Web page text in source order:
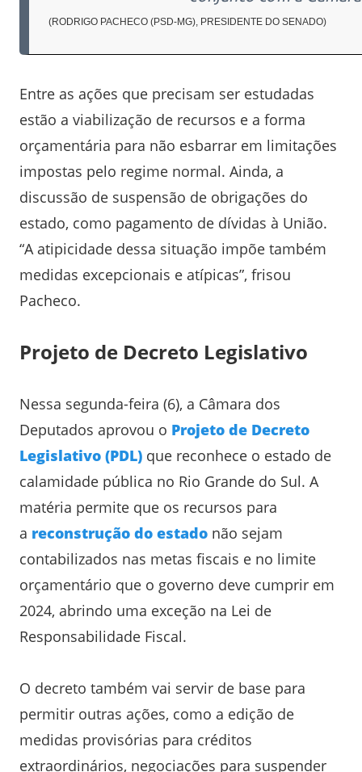
(RODRIGO PACHECO (PSD-MG), PRESIDENTE DO SENADO)
Entre as ações que precisam ser estudadas
estão a viabilização de recursos e a forma
orçamentária para não esbarrar em limitações
impostas pelo regime normal. Ainda, a
discussão de suspensão de obrigações do
estado, como pagamento de dívidas à União.
“A atipicidade dessa situação impõe também
medidas excepcionais e atípicas”, frisou
Pacheco.
Projeto de Decreto Legislativo
Nessa segunda-feira (6), a Câmara dos
Deputados aprovou o Projeto de Decreto
Legislativo (PDL) que reconhece o estado de
calamidade pública no Rio Grande do Sul. A
matéria permite que os recursos para
a reconstrução do estado não sejam
contabilizados nas metas fiscais e no limite
orçamentário que o governo deve cumprir em
2024, abrindo uma exceção na Lei de
Responsabilidade Fiscal.
O decreto também vai servir de base para
permitir outras ações, como a edição de
medidas provisórias para créditos
extraordinários, negociações para suspender